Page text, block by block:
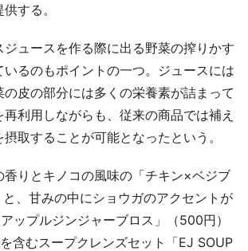
する。
ュースを作る際に出る野菜の搾りかす
いるのもポイントの一つ。ジュースには
皮の部分には多くの栄養素が詰まって
利用しながらも、従来の商品では補え
取することが可能となったという。
りとキノコの風味の「チキン×ベジブ
、甘みの中にショウガのアクセントが
ップルジンジャーブロス」（500円）
含むスープクレンズセット「EJ SOUP